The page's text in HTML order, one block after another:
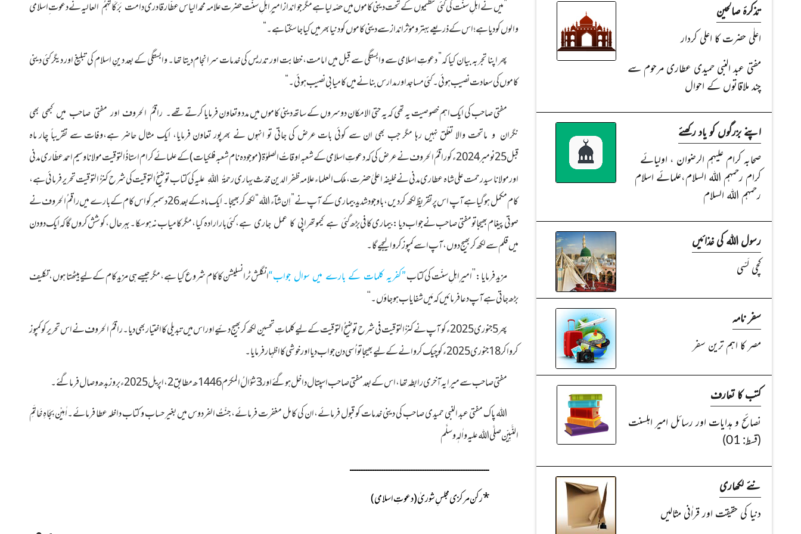
” میں نے اہلِ سنّت کی کئی تنظیموں کے تحت دینی کاموں میں حصّہ لیا ہے مگر جو انداز امیر ِاہلِ سنّت حضرت علامہ محمد الیاس عطّار قادریدامت بَرَکَاتُہمُ العالیہنے دعوت ِاسلامی
والوں کو دیا ہے؛ اس کے ذریعے بہتر و مؤثر انداز سے دینی کاموں کو دنیا بھرمیں کیا جا سکتا ہے۔“
پھر اپنا تجربہ بیان کیاکہ”دعوتِ اسلامی سے وابستگی سے قبل میں امامت، خطابت اور تدریس کی خدمات سرانجام دیتا تھا۔ وابستگی کے بعد دینِ اسلام کی تبلیغ اور دیگر کئی دینی
کاموں کی سعادت نصیب ہوئی۔ کئی مساجد اور مدارس بنانے میں کامیابی نصیب ہوئی۔ “
مفتی صاحب کی ایک اہم خصوصیت یہ تھی کہ یہ حتی الامکاندوسروں کے ساتھ دینی کاموں میں مدد و تعاون فرمایا کرتےتھے۔ راقمُ الحروف اور مفتی صاحب میں کبھی بھی
نگران و ماتحت والا تعلّق نہیں رہا مگرجب بھی ان سے کوئی بات عرض کی جاتی تو انہوں نے بھرپور تعاون فرمایا، ایک مثال حاضر ہے،وفات سے تقریباً چار ماہ
قبل 25نومبر2024ء کو راقمُ الحروف نے عرض کی کہ دعوتِ اسلامی کےشعبہ اوقاتُ الصلوٰۃ (موجودہ نام شعبہ فلکیات) کے علمائے کرام استاذُ التوقیت مولانا وسیم احمد عطّاری مدنی
اور مولانا سید رحمت علی شاہ عطاری مدنی نے خلیفہ اعلیٰ حضرت،ملک العلماء علامہ ظفر الدین محدّث بہاریرحمۃُ اللہِ علیہکی کتاب توضیحُ التوقیت کی شرح کنزُ التوقیت تحریر فرمائی ہے،
کام مکمل ہو گیا ہے آپ اس پر تقریظ لکھ کر دیں،باوجود شدید بیماری کے آپ نے ”اِن شآء اللہ“ لکھ کر بھیجا۔ ایک ماہ کے بعد 26دسمبرکو اس کام کے بارے میں راقم ُالحروف نے
صوتی پیغام بھیجا تو مفتی صاحب نے جواب دیا:بیماری کافی بڑھگئی ہے کیموتھراپی کا عمل جاری ہے،کئی بار ارادہ کیا، مگر کامیابنہ ہو سکا۔ بہرحال، کوشش کروں گا کہ ایک دو دن
میں قلم سے لکھ کر بھیج دوں، آپ اسے کمپوز کروا لیجیے گا۔
مزید فرمایا:’’امیرِ اہلِ سنّت کی کتاب”کفریہ کلمات کے بارے میں سوال جواب“انگلش ٹرانسلیشن کا کام شروع کیا ہے،مگر جیسے ہی مزید کام کے لیے بیٹھتا ہوں، تکلیف
بڑھ جاتی ہےآپ دعا فرمائیں کہ مَیں شفا یاب ہو جاؤں۔‘‘
پھر5جنوری 2025ء کو آپ نے کنزُالتوقیت فی شرح توضیح ُالتوقیت کے لیے کلماتِ تحسین لکھ کر بھیج دئیے اوراس میں تبدیلی کا اختیار بھی دیا۔راقمُ الحروف نے اس تحریر کو کمپوز
کروا کر 18جنوری 2025ءکو چیک کروانے کے لیے بھیجا تو اُسی دن جواب دیا اور خوشی کا اظہار فرمایا۔
مفتی صاحب سے میرا یہ آخری رابطہ تھا، اس کے بعد مفتی صاحب اسپتال داخل ہو گئے اور3شوّالُ المکرّم 1446ھ مطابق 2،اپریل2025ء بروز بدھ وصال فرما گئے۔
اللہ پاک مفتی عبد النبی حمیدی صاحب کی دینی خدمات کو قبول فرمائے،ان کی کامل مغفرت فرمائے، جنّتُ الفردوس میں بغیر حساب و کتاب داخلہ عطا فرمائے۔اٰمِیْن بِجَاہِ خَاتَمِ
النَّبِیّٖن صلَّی اللہ علیہ واٰلہٖ وسلَّم
ــــــــــــــــــــــــــــــــــــــــــــــــــــــــــــــــــــــــــــــ
*رکن مرکزی مجلسِ شوریٰ(دعوتِ اسلامی)
تذکرۂ صالحین
اعلٰی حضرت کا اعلی کردار
مفتی عبد النبی حمیدی عطاری مرحوم سے
چند ملاقاتوں کے احوال
اپنے بزرگوں کو یاد رکھئے
صحابہ کرام علیہم الرضوان ، اولیائے
کرام رحمہم اللہ السلام،علمائے اسلام
رحمہم اللہ السلام
رسول اللہ کی غذائیں
کچی لَسّی
سفر نامہ
مصر کا اہم ترین سفر
کتب کا تعارف
نصائح و ہدایات اور رسائل امیر اہلسنت
(قسط: 01)
نئے لکھاری
دنیا کی حقیقت اور قراٰنی مثالیں